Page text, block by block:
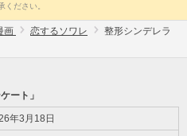
ください。
画 恋するソワレ
整形シンデレラ
ート」
年3月18日